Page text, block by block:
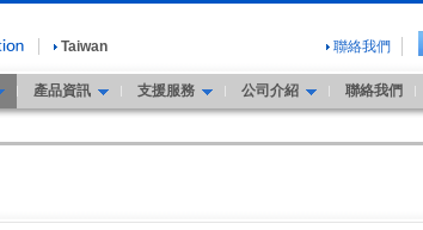
Taiwan 聯絡我們
產品資訊 支援服務 公司介紹 聯絡我們